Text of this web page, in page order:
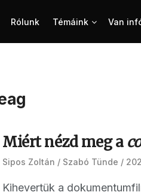
Rólunk Témáink Van
Miért nézd meg a
Sipos Zoltán Szabó Tünde
Kihevertük a